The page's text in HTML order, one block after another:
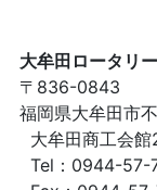
大牟田ロータリ
〒836-0843
福岡県大牟田市
大牟田商工会館
Tel：0944-57-